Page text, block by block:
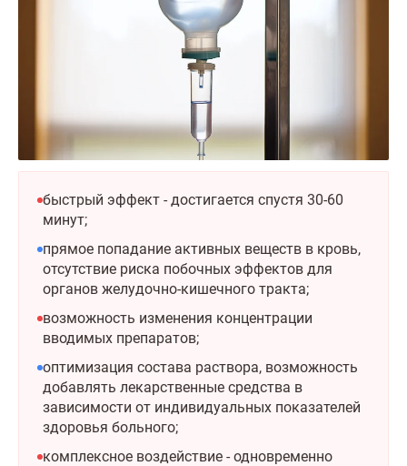
быстрый эффект - достигается спустя 30-60
минут;
прямое попадание активных веществ в кровь,
отсутствие риска побочных эффектов для
органов желудочно-кишечного тракта;
возможность изменения концентрации
вводимых препаратов;
оптимизация состава раствора, возможность
добавлять лекарственные средства в
зависимости от индивидуальных показателей
здоровья больного;
комплексное воздействие - одновременно